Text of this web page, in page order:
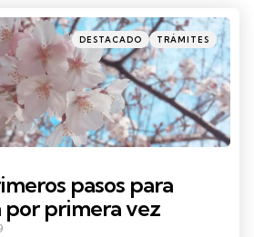
Categories
Posted
in
DESTACADO TRÁMITES
pasos para
por primera vez